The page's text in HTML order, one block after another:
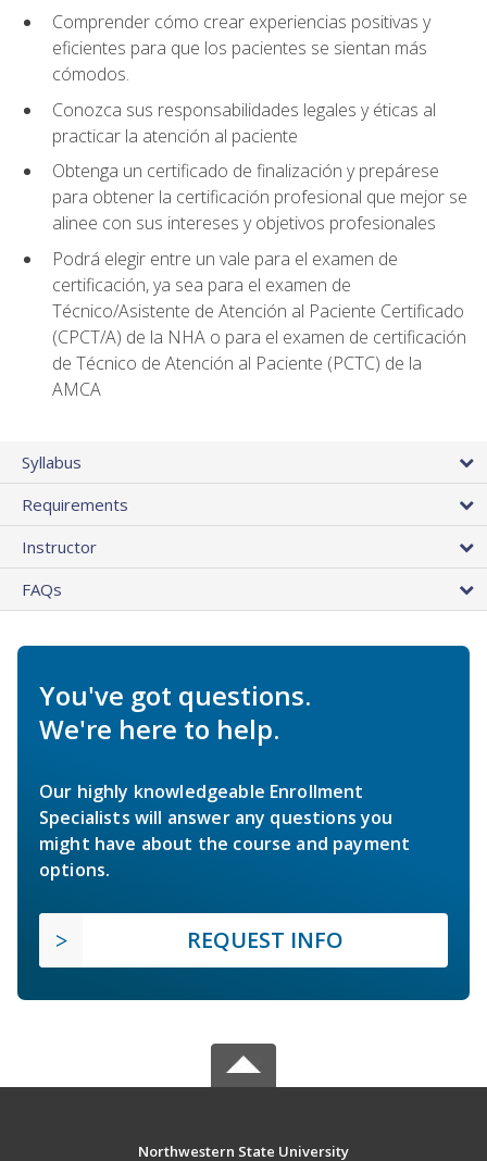
Comprender cómo crear experiencias positivas y
eficientes para que los pacientes se sientan más
cómodos.
Conozca sus responsabilidades legales y éticas al
practicar la atención al paciente
Obtenga un certificado de finalización y prepárese
para obtener la certificación profesional que mejor se
alinee con sus intereses y objetivos profesionales
Podrá elegir entre un vale para el examen de
certificación, ya sea para el examen de
Técnico/Asistente de Atención al Paciente Certificado
(CPCT/A) de la NHA o para el examen de certificación
de Técnico de Atención al Paciente (PCTC) de la
AMCA
Syllabus
Requirements
Instructor
FAQs
You've got questions.
We're here to help.
Our highly knowledgeable Enrollment
Specialists will answer any questions you
might have about the course and payment
options.
REQUEST INFO
Northwestern State University